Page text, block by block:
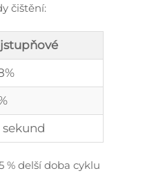
čištění:
sekund
% delší doba cyklu